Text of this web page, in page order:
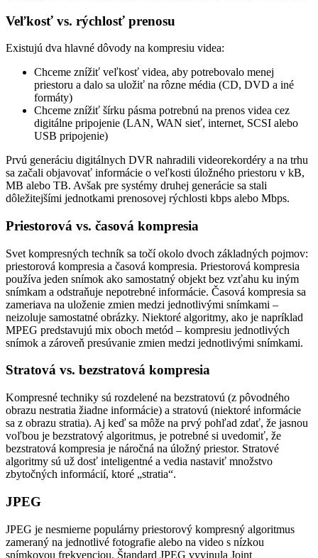
Veľkosť vs. rýchlosť prenosu
Existujú dva hlavné dôvody na kompresiu videa:
Chceme znížiť veľkosť videa, aby potrebovalo menej
priestoru a dalo sa uložiť na rôzne média (CD, DVD a iné
formáty)
Chceme znížiť šírku pásma potrebnú na prenos videa cez
digitálne pripojenie (LAN, WAN sieť, internet, SCSI alebo
USB pripojenie)
Prvú generáciu digitálnych DVR nahradili videorekordéry a na trhu
sa začali objavovať informácie o veľkosti úložného priestoru v kB,
MB alebo TB. Avšak pre systémy druhej generácie sa stali
dôležitejšími jednotkami prenosovej rýchlosti kbps alebo Mbps.
Priestorová vs. časová kompresia
Svet kompresných techník sa točí okolo dvoch základných pojmov:
priestorová kompresia a časová kompresia. Priestorová kompresia
používa jeden snímok ako samostatný objekt bez vzťahu ku iným
snímkam a odstraňuje nepotrebné informácie. Časová kompresia sa
zameriava na uloženie zmien medzi jednotlivými snímkami –
neizoluje samostatné obrázky. Niektoré algoritmy, ako je napríklad
MPEG predstavujú mix oboch metód – kompresiu jednotlivých
snímok a zároveň presúvanie zmien medzi jednotlivými snímkami.
Stratová vs. bezstratová kompresia
Kompresné techniky sú rozdelené na bezstratovú (z pôvodného
obrazu nestratia žiadne informácie) a stratovú (niektoré informácie
sa z obrazu stratia). Aj keď sa môže na prvý pohľad zdať, že jasnou
voľbou je bezstratový algoritmus, je potrebné si uvedomiť, že
bezstratová kompresia je náročná na úložný priestor. Stratové
algoritmy sú už dosť inteligentné a vedia nastaviť množstvo
zbytočných informácií, ktoré „stratia“.
JPEG
JPEG je nesmierne populárny priestorový kompresný algoritmus
zameraný na jednotlivé fotografie alebo na video s nízkou
snímkovou frekvenciou. Štandard JPEG vyvinula Joint